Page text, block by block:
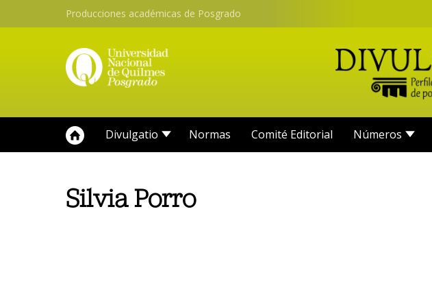
Producciones académicas de Posgrado
Divulgatio Normas Comité Editorial Números
Silvia Porro